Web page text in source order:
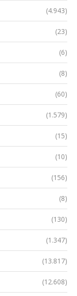
(4.943)
(23)
(6)
(8)
(60)
(1.579)
(15)
(10)
(156)
(8)
(130)
(1.347)
(13.817)
(12.608)